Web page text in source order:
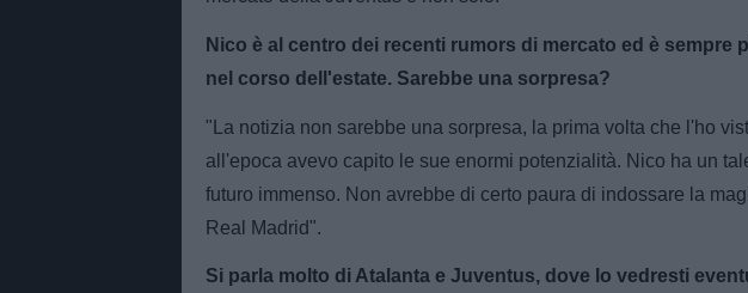
Nico è al centro dei recenti rumors di mercato ed è sempre
nel corso dell'estate. Sarebbe una sorpresa?
"La notizia non sarebbe una sorpresa, la prima volta che l'ho
all'epoca avevo capito le sue enormi potenzialità. Nico ha un
futuro immenso. Non avrebbe di certo paura di indossare la
Real Madrid".
Si parla molto di Atalanta e Juventus, dove lo vedresti